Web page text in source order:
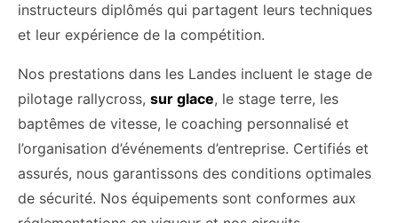
instructeurs diplômés qui partagent leurs techniques
et leur expérience de la compétition.
Nos prestations dans les Landes incluent le stage de
pilotage rallycross, sur glace, le stage terre, les
baptêmes de vitesse, le coaching personnalisé et
l’organisation d’événements d’entreprise. Certifiés et
assurés, nous garantissons des conditions optimales
de sécurité. Nos équipements sont conformes aux